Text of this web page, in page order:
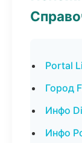
Portal
Город
Инфо
Инфо